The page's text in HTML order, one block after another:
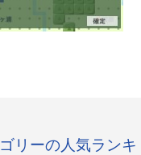
リーの人気ランキ